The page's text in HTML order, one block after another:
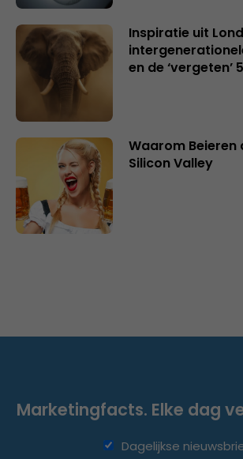
Inspiratie uit
en de ‘vergeten’
Waarom Beieren
Silicon Valley
Marketingfacts. Elke dag
Dagelijkse